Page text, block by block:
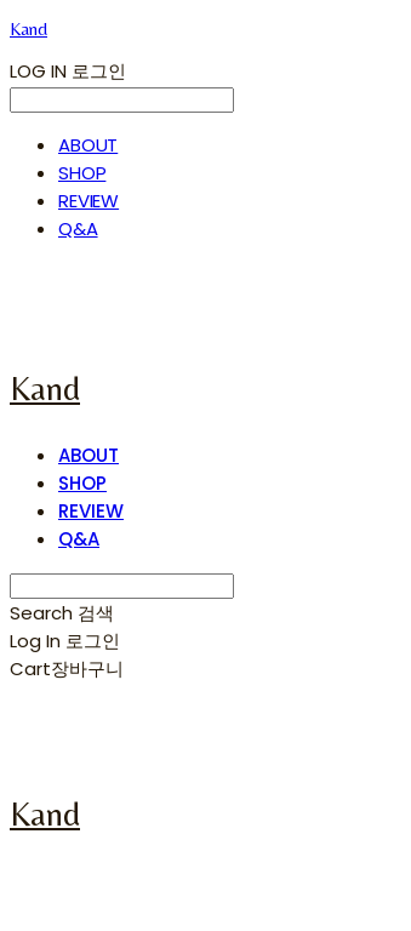
Kand
LOG IN 로그인
ABOUT
SHOP
REVIEW
Q&A
Kand
ABOUT
SHOP
REVIEW
Q&A
Search 검색
Log In 로그인
Cart장바구니
Kand